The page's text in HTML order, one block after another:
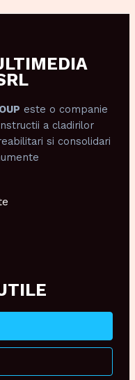
este o companie
a cladirilor
si consolidari